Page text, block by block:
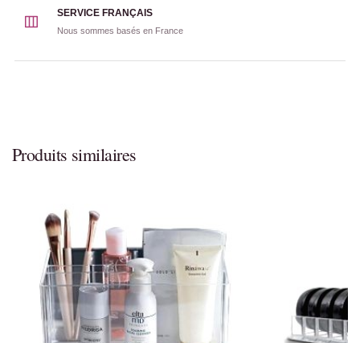
SERVICE FRANÇAIS
Nous sommes basés en France
Produits similaires